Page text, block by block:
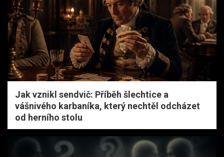
Jak vznikl sendvič: Příběh šlechtice a
vášnivého karbaníka, který nechtěl odcházet
od herního stolu